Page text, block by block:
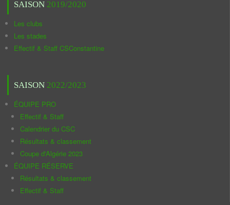
SAISON 2019/2020
Les clubs
Les stades
Effectif & Staff CSConstantine
SAISON 2022/2023
ÉQUIPE PRO
Effectif & Staff
Calendrier du CSC
Résultats & classement
Coupe d'Algérie 2023
ÉQUIPE RÉSERVE
Résultats & classement
Effectif & Staff